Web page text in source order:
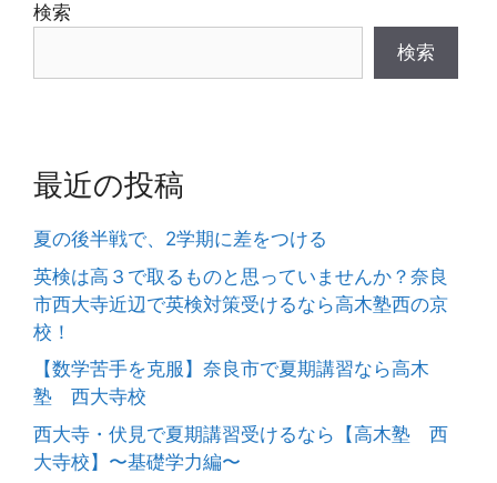
検索
検索
最近の投稿
夏の後半戦で、2学期に差をつける
英検は高３で取るものと思っていませんか？奈良
市西大寺近辺で英検対策受けるなら高木塾西の京
校！
【数学苦手を克服】奈良市で夏期講習なら高木
塾 西大寺校
西大寺・伏見で夏期講習受けるなら【高木塾 西
大寺校】〜基礎学力編〜